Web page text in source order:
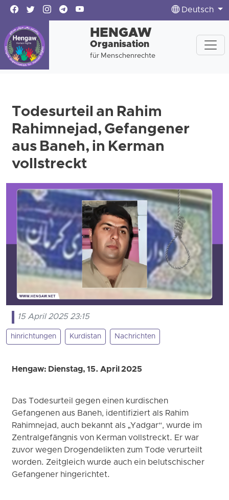
Deutsch
HENGAW
Organisation
für Menschenrechte
Todesurteil an Rahim
Rahimnejad, Gefangener
aus Baneh, in Kerman
vollstreckt
15 April 2025 23:15
hinrichtungen Kurdistan Nachrichten
Hengaw: Dienstag, 15. April 2025
Das Todesurteil gegen einen kurdischen
Gefangenen aus Baneh, identifiziert als Rahim
Rahimnejad, auch bekannt als „Yadgar“, wurde im
Zentralgefängnis von Kerman vollstreckt. Er war
zuvor wegen Drogendelikten zum Tode verurteilt
worden. Zeitgleich wurde auch ein belutschischer
Gefangener hingerichtet.